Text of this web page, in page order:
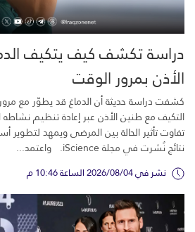
دراسة تكشف كيف يتكيف
الأذن بمرور الوقت
كشفت دراسة حديثة أن الدماغ قد يطوّر مع
التكيف مع طنين الأذن عبر إعادة تنظيم
تفاوت تأثير الحالة بين المرضى ويمهد لتطوير
نتائج نُشرت في مجلة iScience. واعتمد...
نشر في 2026/08/04 الساعة 10:46 م